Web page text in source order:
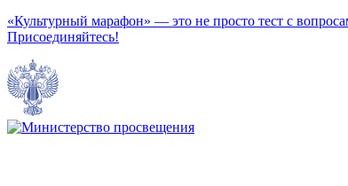
«Культурный марафон» — это не просто тест с
Присоединяйтесь!